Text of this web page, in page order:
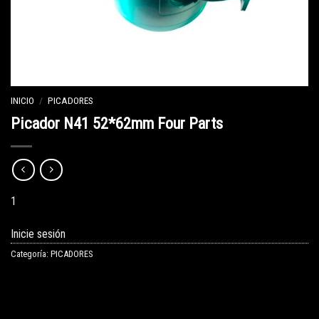
INICIO / PICADORES
Picador N41 52*62mm Four Parts
1
Inicie sesión
Categoría: PICADORES